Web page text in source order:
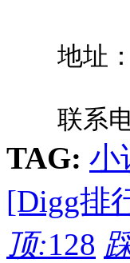
地址：
联系电
TAG: 小
[Digg排
顶:128